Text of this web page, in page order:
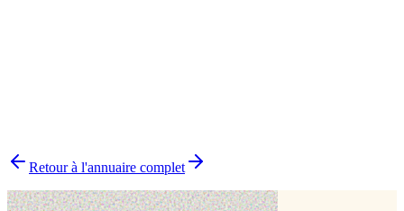
Pourquoi choisir un pâtissier indépendant ?
Retour à l'annuaire complet